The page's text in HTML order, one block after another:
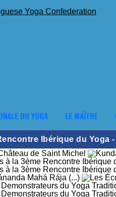
DU YOGA LE MAÎTRE
Ibérique du Yoga